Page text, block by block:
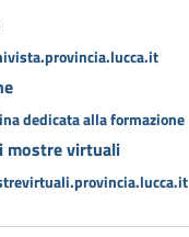
dedicata alla formazione
mostre virtuali